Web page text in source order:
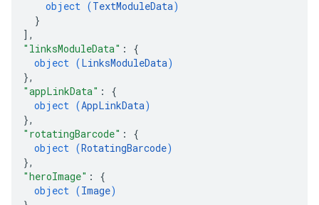
object (TextModuleData)
}
] ,
"linksModuleData" : {
object (LinksModuleData)
},
"appLinkData" : {
object (AppLinkData)
},
"rotatingBarcode" : {
object (RotatingBarcode)
},
"heroImage" : {
object (Image)